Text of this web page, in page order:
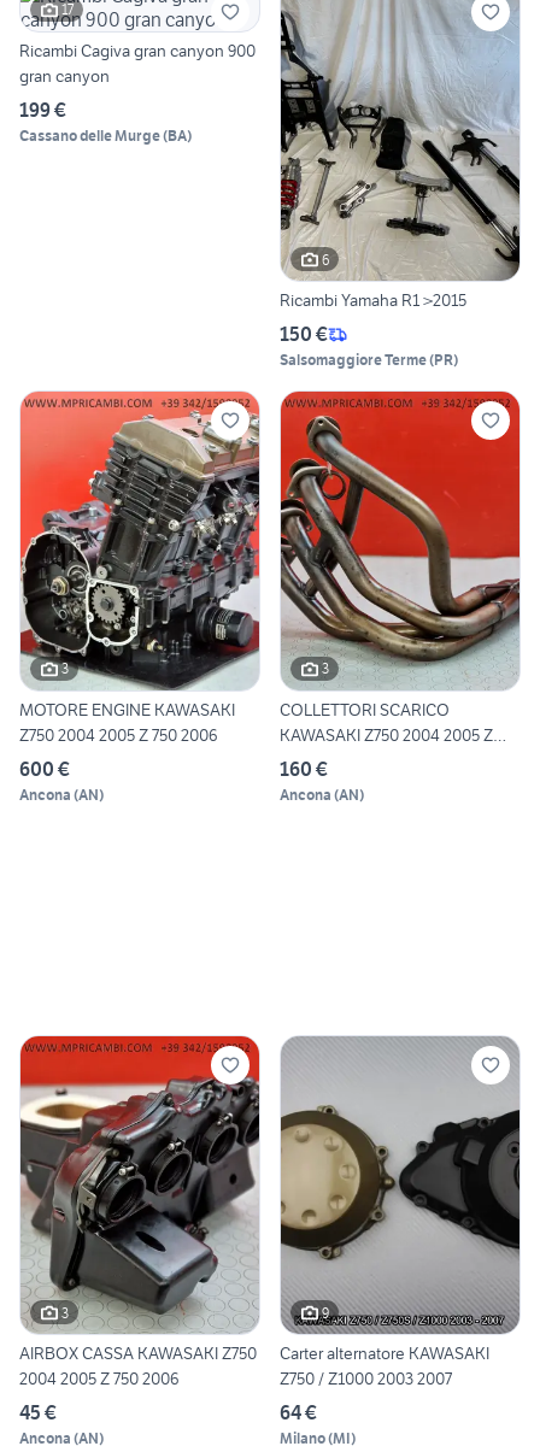
17
Ricambi Cagiva gran canyon 900
gran canyon
199 €
Cassano delle Murge(BA)
6
Ricambi Yamaha R1 >2015
150 €
Salsomaggiore Terme(PR)
3
MOTORE ENGINE KAWASAKI
Z750 2004 2005 Z 750 2006
600 €
Ancona (AN)
3
COLLETTORI SCARICO
KAWASAKI Z750 2004 2005 Z
750 2
160 €
Ancona (AN)
3
AIRBOX CASSA KAWASAKI Z750
2004 2005 Z 750 2006
45 €
Ancona (AN)
9
Carter alternatore KAWASAKI
Z750 / Z1000 2003 2007
64 €
Milano(MI)